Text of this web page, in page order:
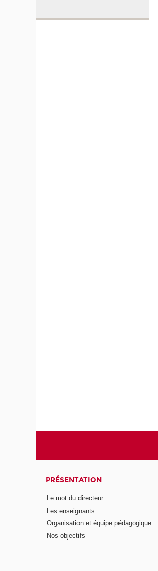
PRÉSENTATION
Le mot du directeur
Les enseignants
Organisation et équipe pédagogique
Nos objectifs